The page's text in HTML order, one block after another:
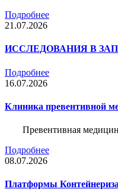
Подробнее
21.07.2026
ИССЛЕДОВАНИЯ В
Подробнее
16.07.2026
Клиника превентивной
Превентивная
Подробнее
08.07.2026
Платформы